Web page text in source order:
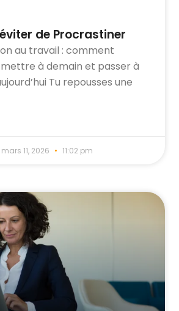
de Procrastiner
au travail : comment
à demain et passer à
Tu repousses une
mars 11, 2026 11:02 pm